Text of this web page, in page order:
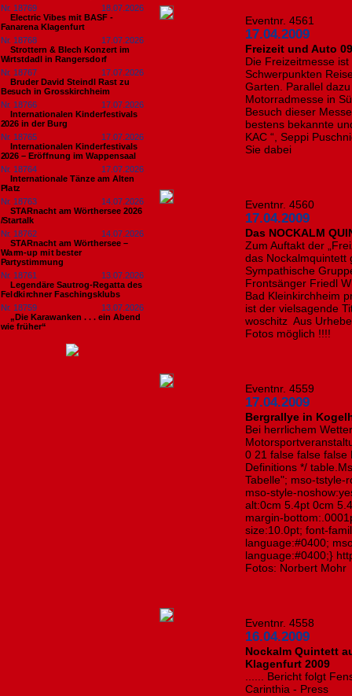
Nr. 18769
18.07.2026
Electric Vibes mit BASF -
Fanarena Klagenfurt
Nr. 18768
17.07.2026
Strottern & Blech Konzert im
Wirtstdadl in Rangersdorf
Nr. 18767
17.07.2026
Bruder David Steindl Rast zu
Besuch in Grosskirchheim
Nr. 18766
17.07.2026
Internationalen Kinderfestivals
2026 in der Burg
Nr. 18765
17.07.2026
Internationalen Kinderfestivals
2026 – Eröffnung im Wappensaal
Nr. 18764
17.07.2026
Internationale Tänze am Alten
Platz
Nr. 18763
14.07.2026
STARnacht am Wörthersee 2026
/Startalk
Nr. 18762
14.07.2026
STARnacht am Wörthersee –
Warm-up mit bester
Partystimmung
Nr. 18761
13.07.2026
Legendäre Sautrog-Regatta des
Feldkirchner Faschingsklubs
Nr. 18759
13.07.2026
„Die Karawanken . . . ein Abend
wie früher“
Eventnr. 4561
17.04.2009
Freizeit und Auto
Die Freizeitmesse
Schwerpunkten
Garten. Parallel
Motorradmesse in
Besuch dieser
bestens bekannte
KAC “, Seppi
Sie dabei
Eventnr. 4560
17.04.2009
Das NOCKALM
Zum Auftakt der
das
Sympathische
Frontsänger Friedl
Bad Kleinkirchheim
ist der vielsagende
woschitz Aus
Fotos möglich !!!!
Eventnr. 4559
17.04.2009
Bergrallye in
Bei herrlichem
0 21 false false false
Definitions */
Tabelle"; mso-tstyle-
mso-style-
alt:0cm 5.4pt 0cm
margin-
size:10.0pt; font-
language:#0400;
language:#0400;}
Fotos: Norbert Mohr
Eventnr. 4558
16.04.2009
Nockalm Quintett
Klagenfurt 2009
...... Bericht folgt
Carinthia - Press